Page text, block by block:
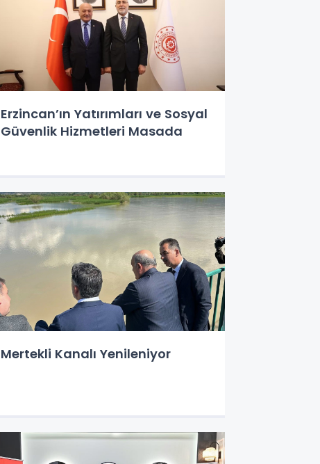
Erzincan’ın Yatırımları ve Sosyal
Güvenlik Hizmetleri Masada
Mertekli Kanalı Yenileniyor